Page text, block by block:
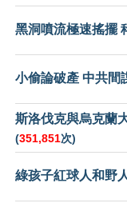
黑洞噴流極速搖擺
小偷論破產 中共間
斯洛伐克與烏克蘭
(351,851次)
綠孩子紅球人和野